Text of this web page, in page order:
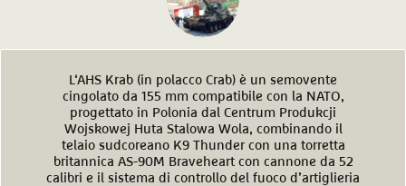
L‘AHS Krab (in polacco Crab) è un semovente
cingolato da 155 mm compatibile con la NATO,
progettato in Polonia dal Centrum Produkcji
Wojskowej Huta Stalowa Wola, combinando il
telaio sudcoreano K9 Thunder con una torretta
britannica AS-90M Braveheart con cannone da 52
calibri e il sistema di controllo del fuoco d’artiglieria